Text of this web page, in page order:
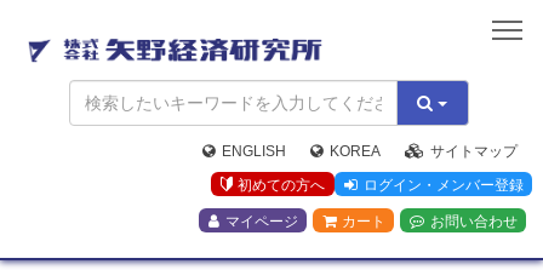
矢
野
経
済
研
究
所
ENGLISH KOREA
サイトマップ
初めての方へ
ログイン・メンバー登録
マイページ カート お問い合わせ